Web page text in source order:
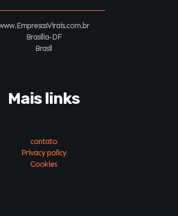
Brasília-DF
Brasil
Mais links
contato
Privacy policy
Cookies